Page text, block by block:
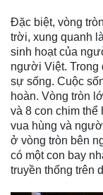
Đặc biệt, vòng
trời, xung quanh
sinh hoạt của
người Việt. Trong
sự sống. Cuộc
hoàn. Vòng tròn
và 8 con chim thể
vua hùng và
ở vòng tròn bên
có một con bay
truyền thống trên